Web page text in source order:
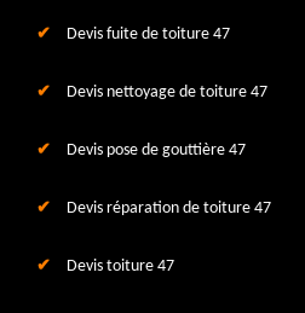
Devis fuite de toiture 47
Devis nettoyage de toiture 47
Devis pose de gouttière 47
Devis réparation de toiture 47
Devis toiture 47